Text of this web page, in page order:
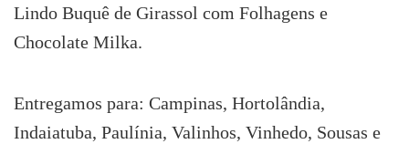
era:
é:
Lindo Buquê de Girassol com Folhagens e
Chocolate Milka.
Entregamos para: Campinas, Hortolândia,
Indaiatuba, Paulínia, Valinhos, Vinhedo, Sousas e